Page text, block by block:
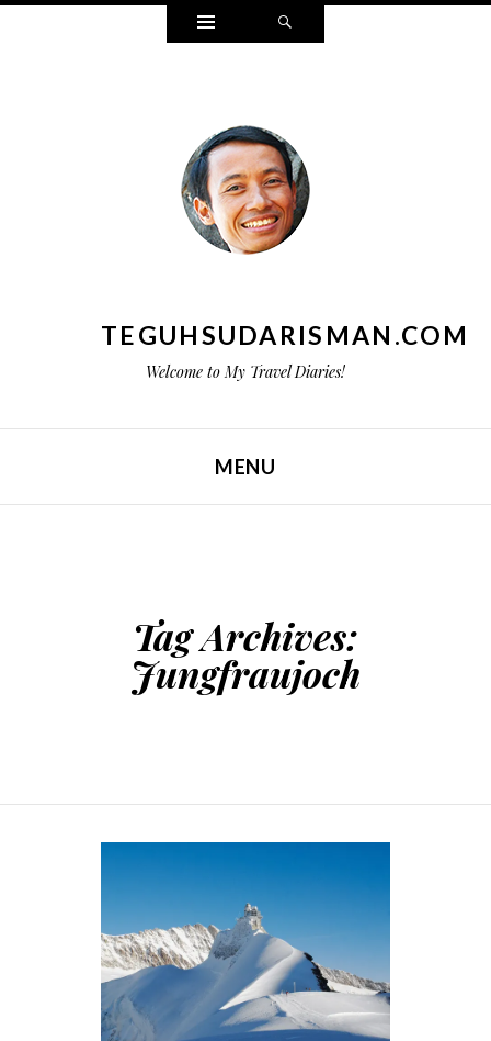
Widgets
TEGUHSUDARISMAN.COM
Welcome to My Travel Diaries!
MENU
Tag Archives:
Jungfraujoch